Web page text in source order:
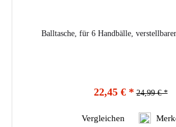
Balltasche, für 6 Handbälle,
22,45 € * 24,99 € *
Vergleichen